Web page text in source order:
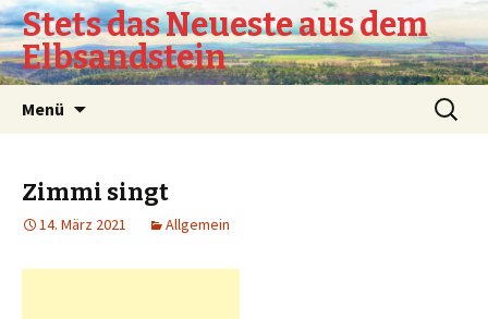
Stets das Neueste aus dem
Elbsandstein
Menü
Suchen
nach:
Zimmi singt
14. März 2021 Allgemein